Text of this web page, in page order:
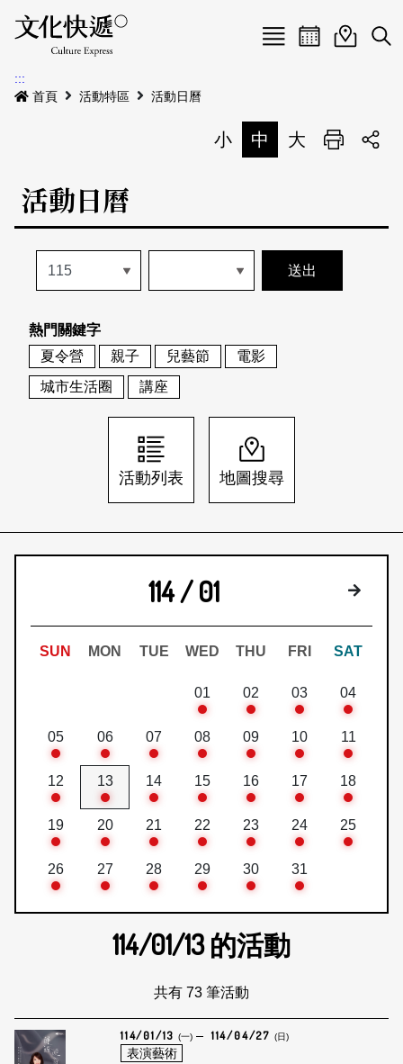
Menu
最新公告
本期專題
歷史專題
活動特區
活動列表
地圖搜尋
關於我們
關於我們
刊物索取地點
會員基本資料
刊登活動
網站導覽 English
日本語 登入/註冊
活動日曆活動地圖
展
:::
首頁
活動特區 活動日曆
小 中 大 列印
活動日曆
熱門關鍵字
夏令營
親子 兒藝節
電影
城市生活圈
講座
活動列表 地圖搜尋
114 / 01 下個月
SUN MON TUE WED THU FRI SAT
01 02 03 04
05 06 07 08 09 10 11
12 13 14 15 16 17 18
19 20 21 22 23 24 25
26 27 28 29 30 31
114/01/13的活動
共有 73 筆活動
114/01/13 (一) 114/04/27 (日)
表演藝術